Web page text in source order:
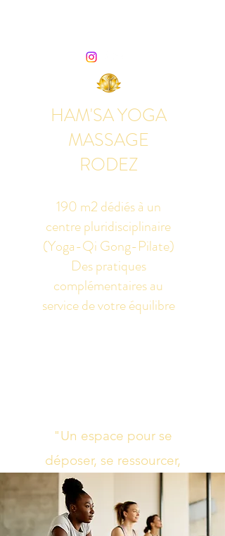
HAM'SA YOGA
MASSAGE
RODEZ
190 m2 dédiés à un
centre pluridisciplinaire
(Yoga-Qi Gong-Pilate)
Des pratiques
complémentaires au
service de votre équilibre
"Un espace pour se
déposer, se ressourcer,
s’harmoniser"